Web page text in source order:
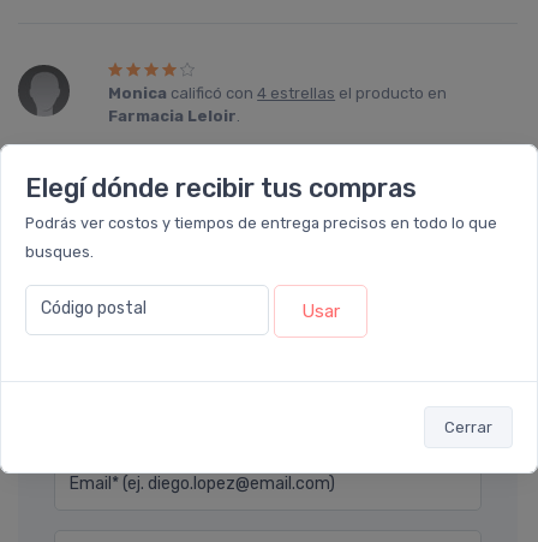
Elegí dónde recibir tus compras
Podrás ver costos y tiempos de entrega precisos en todo lo que
busques.
Código postal Usar
Cerrar
Monica calificó con4 estrellas el producto en
Farmacia Leloir.
gusta el dosificador y el tamaño rendidor para compartir con
la familia, repito todos los veranos
Déjanos tu consulta
Email* (ej. diego.lopez@email.com)